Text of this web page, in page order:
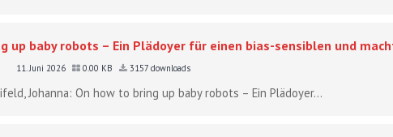
up baby robots – Ein Plädoyer für einen bias-sensiblen und
11. Juni 2026 0.00 KB 3157 downloads
Johanna: On how to bring up baby robots – Ein Plädoyer...